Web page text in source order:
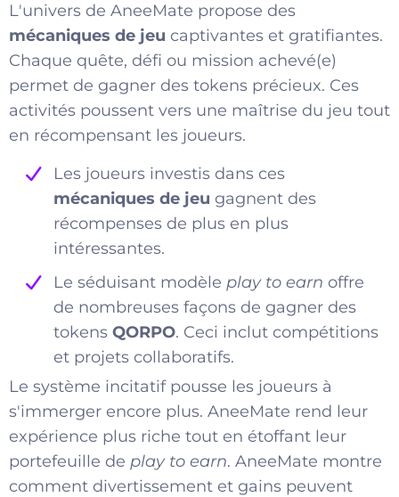
L'univers de AneeMate propose des
mécaniques de jeu captivantes et gratifiantes.
Chaque quête, défi ou mission achevé(e)
permet de gagner des tokens précieux. Ces
activités poussent vers une maîtrise du jeu tout
en récompensant les joueurs.
Les joueurs investis dans ces
mécaniques de jeu gagnent des
récompenses de plus en plus
intéressantes.
Le séduisant modèle play to earn offre
de nombreuses façons de gagner des
tokens QORPO. Ceci inclut compétitions
et projets collaboratifs.
Le système incitatif pousse les joueurs à
s'immerger encore plus. AneeMate rend leur
expérience plus riche tout en étoffant leur
portefeuille de play to earn. AneeMate montre
comment divertissement et gains peuvent